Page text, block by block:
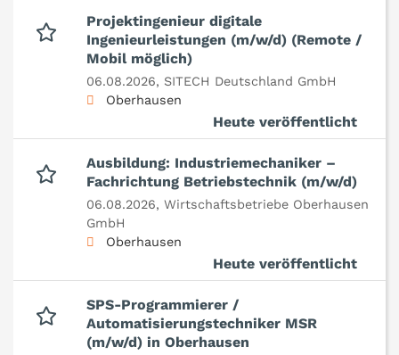
Projektingenieur digitale
Ingenieurleistungen (m/w/d) (Remote /
Mobil möglich)
06.08.2026, SITECH Deutschland GmbH
Oberhausen
Heute veröffentlicht
Ausbildung: Industriemechaniker –
Fachrichtung Betriebstechnik (m/w/d)
06.08.2026, Wirtschaftsbetriebe Oberhausen
GmbH
Oberhausen
Heute veröffentlicht
SPS-Programmierer /
Automatisierungstechniker MSR
(m/w/d) in Oberhausen